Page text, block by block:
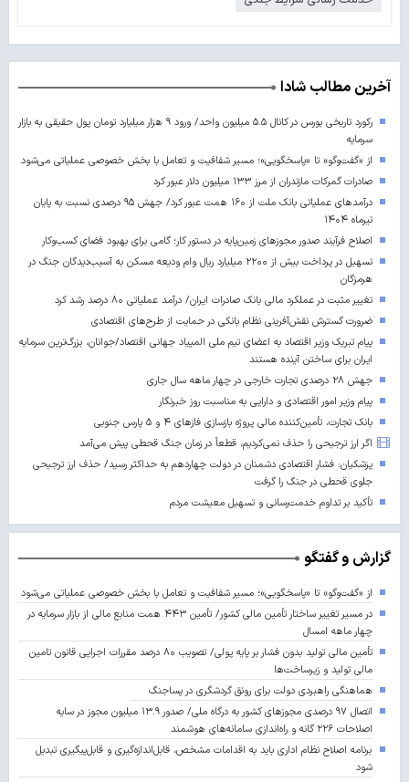
آخرین مطالب شادا
رکورد تاریخی بورس در کانال ۵.۵ میلیون واحد/ ورود ۹ هزار میلیارد تومان پول حقیقی به بازار
سرمایه
از «گفت‌وگو» تا «پاسخگویی»؛ مسیر شفافیت و تعامل با بخش خصوصی عملیاتی می‌شود
صادرات گمرکات مازندران از مرز ۱۳۳ میلیون دلار عبور کرد
درآمدهای عملیاتی بانک ملت از ۱۶۰ همت عبور کرد/ جهش ۹۵ درصدی نسبت به پایان
تیرماه ۱۴۰۴
اصلاح فرآیند صدور مجوزهای زمین‌پایه در دستور کار؛ گامی برای بهبود فضای کسب‌وکار
تسهیل در پرداخت بیش از ۲۲۰۰ میلیارد ریال وام ودیعه مسکن به آسیب‌دیدگان جنگ در
هرمزگان
تغییر مثبت در عملکرد مالی بانک صادرات ایران/ درآمد عملیاتی ۸۰ درصد رشد کرد
ضرورت گسترش نقش‌آفرینی نظام بانکی در حمایت از طرح‌های اقتصادی
پیام تبریک وزیر اقتصاد به اعضای تیم ملی المپیاد جهانی اقتصاد/جوانان، بزرگ‌ترین سرمایه
ایران برای ساختن آینده‌ هستند
جهش ۲۸ درصدی تجارت خارجی در چهار ماهه سال جاری
پیام وزیر امور اقتصادی و دارایی به مناسبت روز خبرنگار
بانک تجارت، تأمین‌کننده مالی پروژه بازسازی فازهای ۴ و ۵ پارس جنوبی
اگر ارز ترجیحی را حذف نمی‌کردیم، قطعاً در زمان جنگ قحطی پیش می‌آمد
پزشکیان: فشار اقتصادی دشمنان در دولت چهاردهم به حداکثر رسید/ حذف ارز ترجیحی
جلوی قحطی در جنگ را گرفت
تأکید بر تداوم خدمت‌رسانی و تسهیل معیشت مردم
گزارش و گفتگو
از «گفت‌وگو» تا «پاسخگویی»؛ مسیر شفافیت و تعامل با بخش خصوصی عملیاتی می‌شود
در مسیر تغییر ساختار تأمین مالی کشور/ تأمین ۴۴۳ همت منابع مالی از بازار سرمایه در
چهار ماهه امسال
تأمین مالی تولید بدون فشار بر پایه پولی/ تصویب ۸۰ درصد مقررات اجرایی قانون تامین
مالی تولید و زیرساخت‌ها
هماهنگی راهبردی دولت برای رونق گردشگری در پساجنگ
اتصال ۹۷ درصدی مجوزهای کشور به درگاه ملی/ صدور ۱۳.۹ میلیون مجوز در سایه
اصلاحات ۲۲۶ گانه و راه‌اندازی سامانه‌های هوشمند
برنامه اصلاح نظام اداری باید به اقدامات مشخص، قابل‌اندازه‌گیری و قابل‌پیگیری تبدیل
شود